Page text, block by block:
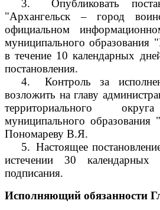
3.
Опубликовать
"Архангельск – город
официальном
муниципального образования
в течение 10 календарных
постановления.
4.
Контроль за
возложить на главу
территориального
муниципального образования
Пономареву В.Я.
5. Настоящее
истечении 30
подписания.
Исполняющий обязанности